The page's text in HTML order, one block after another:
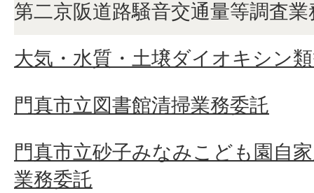
第二京阪道路騒音交通量等調査業
大気・水質・土壌ダイオキシン
門真市立図書館清掃業務委託
門真市立砂子みなみこども園自
業務委託